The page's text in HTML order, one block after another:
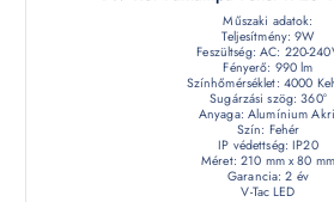
Műszaki adatok:
Teljesítmény: 9W
Feszültség: AC: 220-
Fényerő: 990 lm
Színhőmérséklet: 4000
Sugárzási szög: 360°
Anyaga: Alumínium
Szín: Fehér
IP védettség: IP20
Méret: 210 mm x 80 mm
Garancia: 2 év
V-Tac LED